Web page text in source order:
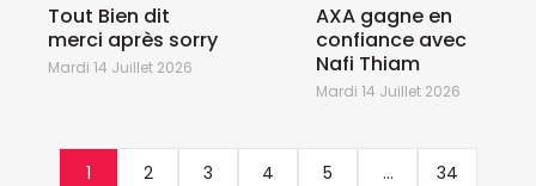
Tout Bien dit
merci après sorry
Mardi 14 Juillet 2026
AXA gagne en
confiance avec
Nafi Thiam
Mardi 14 Juillet 2026
1 2 3 4 5 ... 34